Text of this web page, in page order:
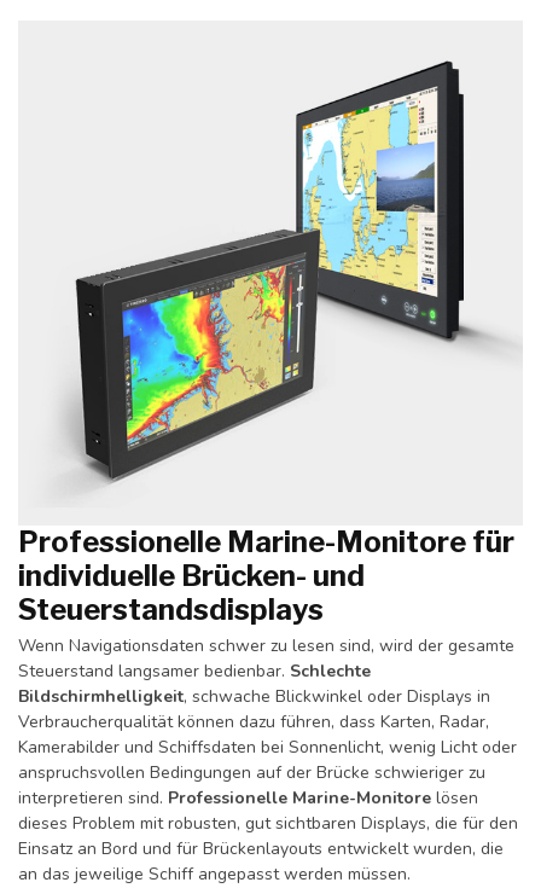
Professionelle Marine-Monitore für
individuelle Brücken- und
Steuerstandsdisplays
Wenn Navigationsdaten schwer zu lesen sind, wird der gesamte
Steuerstand langsamer bedienbar. Schlechte
Bildschirmhelligkeit, schwache Blickwinkel oder Displays in
Verbraucherqualität können dazu führen, dass Karten, Radar,
Kamerabilder und Schiffsdaten bei Sonnenlicht, wenig Licht oder
anspruchsvollen Bedingungen auf der Brücke schwieriger zu
interpretieren sind. Professionelle Marine-Monitore lösen
dieses Problem mit robusten, gut sichtbaren Displays, die für den
Einsatz an Bord und für Brückenlayouts entwickelt wurden, die
an das jeweilige Schiff angepasst werden müssen.